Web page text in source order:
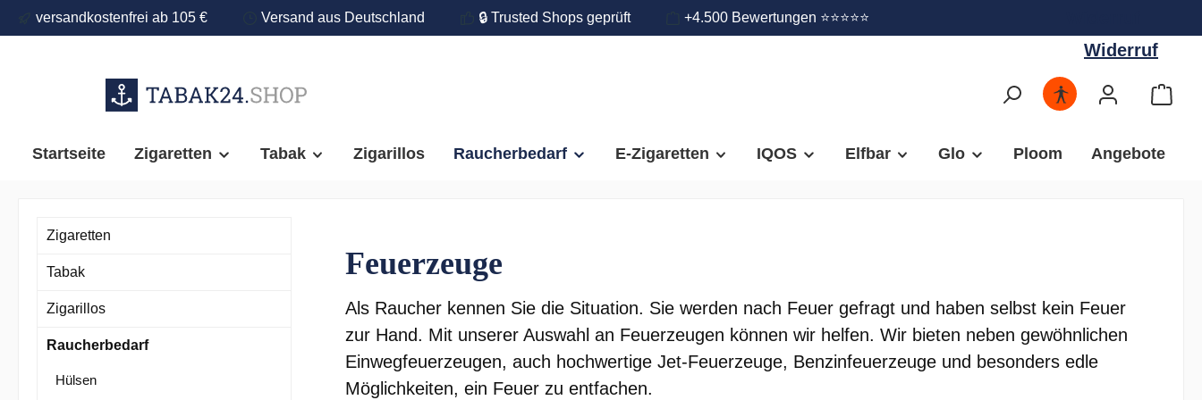
Zur Hauptnavigation springen
versandkostenfrei ab 105 € Versand aus Deutschland 🔒 Trusted Shops geprüft +4.500 Bewertungen ⭐⭐⭐⭐⭐
Widerruf
Startseite Zigaretten Tabak Zigarillos Raucherbedarf E-Zigaretten IQOS Elfbar Glo Ploom Angebote
Zigaretten
Tabak
Zigarillos
Raucherbedarf
Hülsen
Feuerzeuge
Als Raucher kennen Sie die Situation. Sie werden nach Feuer gefragt und haben selbst kein Feuer
zur Hand. Mit unserer Auswahl an Feuerzeugen können wir helfen. Wir bieten neben gewöhnlichen
Einwegfeuerzeugen, auch hochwertige Jet-Feuerzeuge, Benzinfeuerzeuge und besonders edle
Möglichkeiten, ein Feuer zu entfachen.